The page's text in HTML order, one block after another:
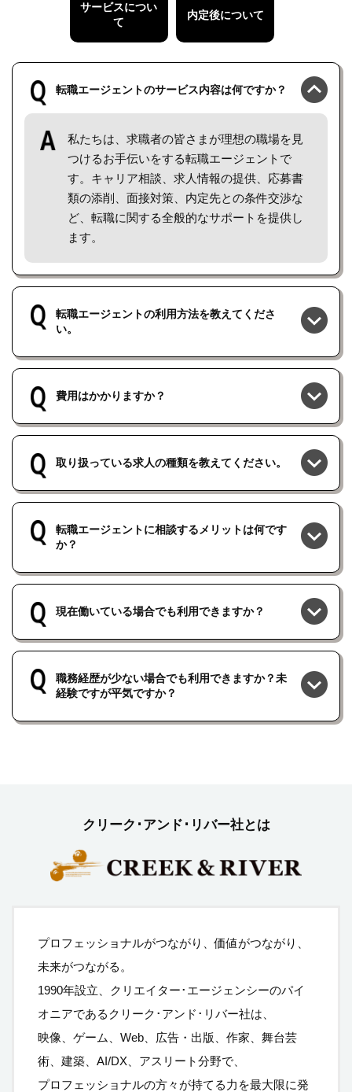
サービスについ
て
内定後について
転職エージェントのサービス内容は何ですか？
私たちは、求職者の皆さまが理想の職場を見
つけるお手伝いをする転職エージェントで
す。キャリア相談、求人情報の提供、応募書
類の添削、面接対策、内定先との条件交渉な
ど、転職に関する全般的なサポートを提供し
ます。
転職エージェントの利用方法を教えてくださ
い。
費用はかかりますか？
取り扱っている求人の種類を教えてください。
転職エージェントに相談するメリットは何です
か？
現在働いている場合でも利用できますか？
職務経歴が少ない場合でも利用できますか？未
経験ですが平気ですか？
クリーク･アンド･リバー社とは
プロフェッショナルがつながり、価値がつながり、
未来がつながる。
1990年設立、クリエイター･エージェンシーのパイ
オニアであるクリーク･アンド･リバー社は、
映像、ゲーム、Web、広告・出版、作家、舞台芸
術、建築、AI/DX、アスリート分野で、
プロフェッショナルの方々が持てる力を最大限に発